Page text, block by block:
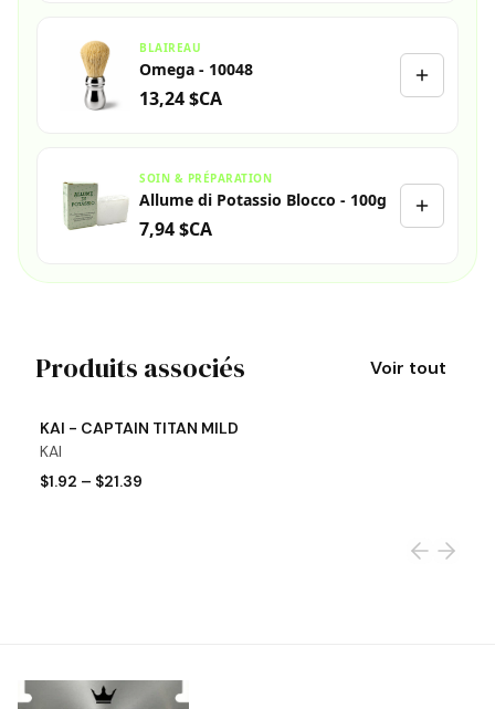
BLAIREAU
Omega - 10048
13,24 $CA
SOIN & PRÉPARATION
Allume di Potassio Blocco - 100g
7,94 $CA
Produits associés Voir tout
KAI - CAPTAIN TITAN MILD
KAI
$1.92 – $21.39
View product